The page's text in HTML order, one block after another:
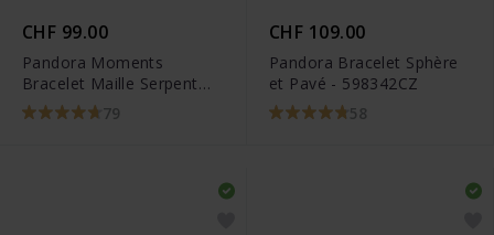
CHF 99.00
Pandora Moments
Bracelet Maille Serpent
Fermoir Cœur Scintillant -
590727CZ
79
CHF 109.00
Pandora Bracelet Sphère
et Pavé - 598342CZ
58